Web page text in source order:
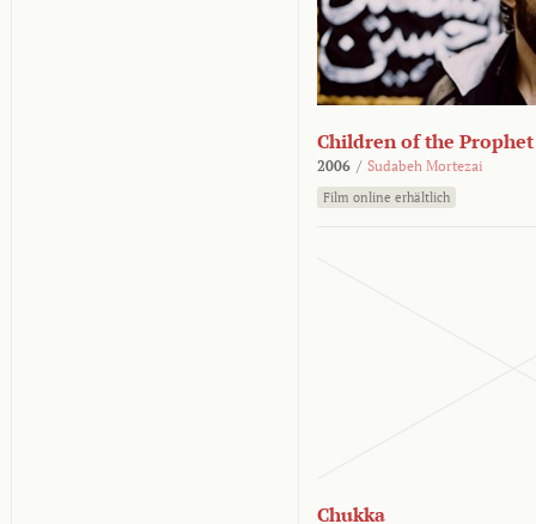
Children of the Prophet
2006 / Sudabeh Mortezai
Film online erhältlich
Chukka